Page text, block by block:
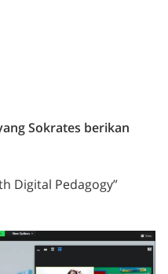
Sokrates berikan
Digital Pedagogy”